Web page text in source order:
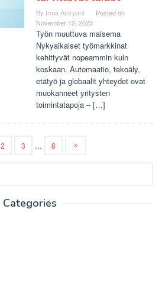
By Irma Astryani
Posted on
November 12, 2025
Työn muuttuva maisema
Nykyaikaiset työmarkkinat
kehittyvät nopeammin kuin
koskaan. Automaatio, tekoäly,
etätyö ja globaalit yhteydet ovat
muokanneet yritysten
toimintatapoja – […]
2 3 … 8
Categories